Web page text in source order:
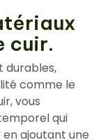
cuir.
durables,
comme le
vous
qui
ajoutant une